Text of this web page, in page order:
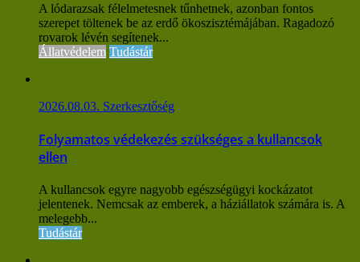
A lódarazsak félelmetesnek tűnhetnek, azonban fontos
szerepet töltenek be az erdő ökoszisztémájában. Ragadozó
rovarok lévén segítenek...
Állatvédelem Tudástár
2026.08.03. Szerkesztőség
Folyamatos védekezés szükséges a kullancsok
ellen
A kullancsok egyre nagyobb egészségügyi kockázatot
jelentenek. Nemcsak az emberek, a háziállatok számára is. A
melegebb...
Tudástár